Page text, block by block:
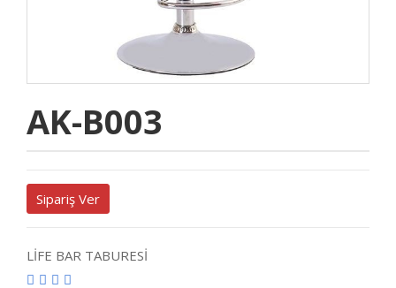
AK-B003
Sipariş Ver
LİFE BAR TABURESİ